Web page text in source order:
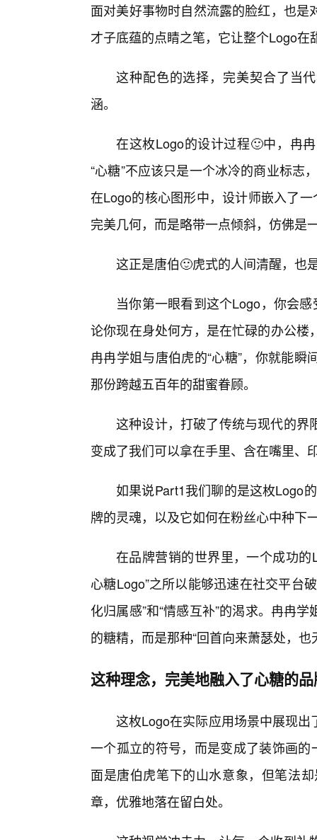
面对美好事物时自然流露的脸红，也
才子底蕴的点睛之笔，它让整个Logo
这种配色的选择，完美契合了当
涵。
在这枚Logo的设计过程🙂中，冉
“心糖”不应该只是一个冰冷的商业标志
在Logo的核心图形中，设计师嵌入了
完美几何，而是略带一点倾斜，仿佛是
这正是唐伯🙂虎式的人间清醒，也
当你第一眼看到这个Logo，你会
论你现在身处何方，是在忙碌的办公
冉冉学姐与唐伯虎的“心糖”，你就能
那份跨越五百年的甜蜜眷顾。
这种设计，打破了传统与现代的界
变成了我们可以拿在手里、含在嘴里、
如果说Part1我们聊的是这枚Logo
牌的灵魂，以及它如何在粉丝心中种下
在品牌营销的世界里，一个成功
心糖Logo”之所以能够迅速在社交平台
化归属感”和“情感互补”的渴求。冉冉
的糖精，而是那种“回首向来萧瑟处，
这种理念，完美地融入了心糖的
这枚Logo在实际应用场景中展现
一个孤立的符号，而是变成了装饰画
面是唐伯虎笔下的山水意象，但笔法
章，优雅地落在留白处。